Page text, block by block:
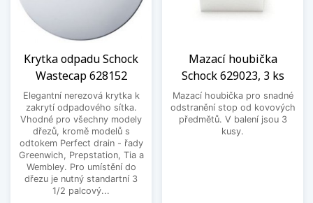
Krytka odpadu Schock
Wastecap 628152
Elegantní nerezová krytka k
zakrytí odpadového sítka.
Vhodné pro všechny modely
dřezů, kromě modelů s
odtokem Perfect drain - řady
Greenwich, Prepstation, Tia a
Wembley. Pro umístění do
dřezu je nutný standartní 3
1/2 palcový...
Mazací houbička
Schock 629023, 3 ks
Mazací houbička pro snadné
odstranění stop od kovových
předmětů. V balení jsou 3
kusy.